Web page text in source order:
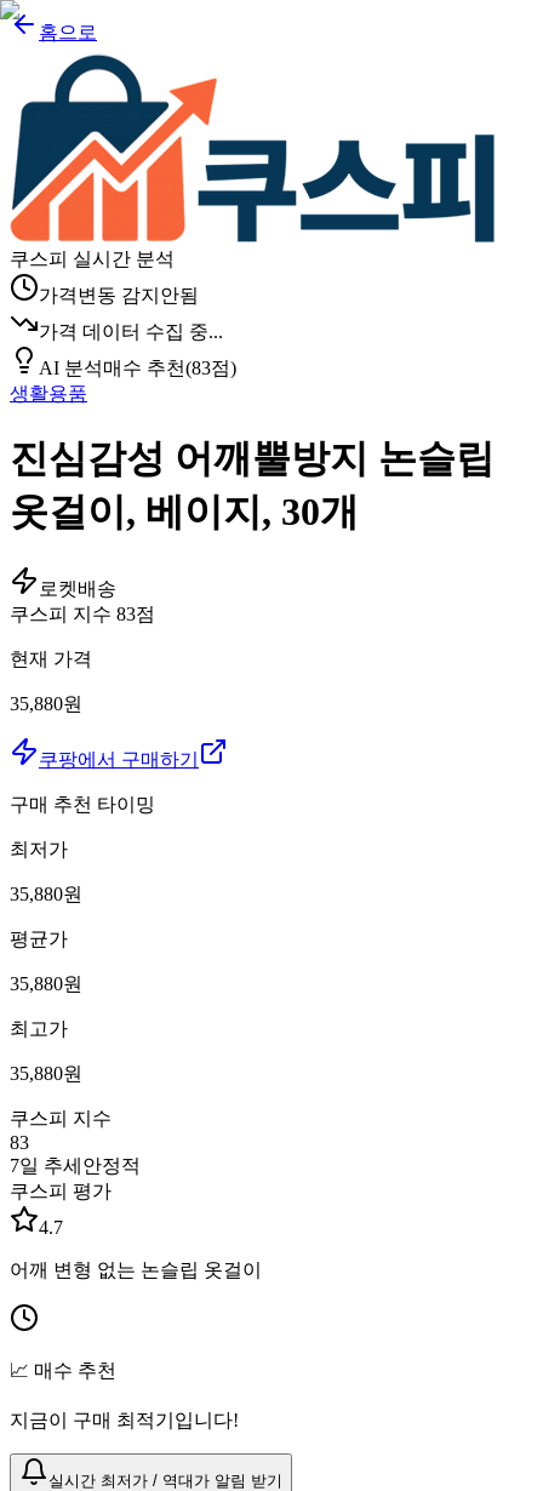
홈으로
쿠스피 실시간 분석
가격변동 감지안됨
가격 데이터 수집 중...
AI 분석매수 추천(83점)
생활용품
진심감성 어깨뿔방지 논슬립
옷걸이, 베이지, 30개
로켓배송
쿠스피 지수 83점
현재 가격
35,880원
쿠팡에서 구매하기
구매 추천 타이밍
최저가
35,880원
평균가
35,880원
최고가
35,880원
쿠스피 지수
83
7일 추세 안정적
쿠스피 평가
4.7
어깨 변형 없는 논슬립 옷걸이
📈 매수 추천
지금이 구매 최적기입니다!
실시간 최저가 / 역대가 알림 받기